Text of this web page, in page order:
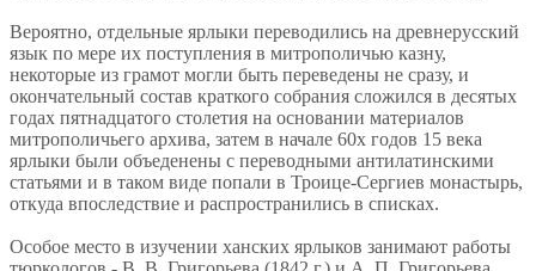
Вероятно, отдельные ярлыки переводились на древнерусский
язык по мере их поступления в митрополичью казну,
некоторые из грамот могли быть переведены не сразу, и
окончательный состав краткого собрания сложился в десятых
годах пятнадцатого столетия на основании материалов
митрополичьего архива, затем в начале 60х годов 15 века
ярлыки были объеденены с переводными антилатинскими
статьями и в таком виде попали в Троице-Сергиев монастырь,
откуда впоследствие и распространились в списках.
Особое место в изучении ханских ярлыков занимают работы